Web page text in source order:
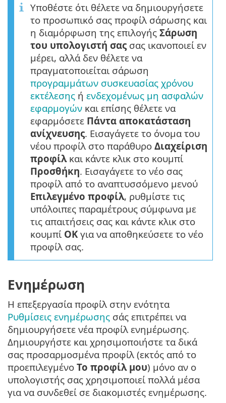
Υποθέστε ότι θέλετε να δημιουργήσετε
το προσωπικό σας προφίλ σάρωσης και
η διαμόρφωση της επιλογής Σάρωση
του υπολογιστή σας σας ικανοποιεί εν
μέρει, αλλά δεν θέλετε να
πραγματοποιείται σάρωση
προγραμμάτων συσκευασίας χρόνου
εκτέλεσης ή ενδεχομένως μη ασφαλών
εφαρμογών και επίσης θέλετε να
εφαρμόσετε Πάντα αποκατάσταση
ανίχνευσης. Εισαγάγετε το όνομα του
νέου προφίλ στο παράθυρο Διαχείριση
προφίλκαι κάντε κλικ στο κουμπί
Προσθήκη. Εισαγάγετε το νέο σας
προφίλ από το αναπτυσσόμενο μενού
Επιλεγμένο προφίλ, ρυθμίστε τις
υπόλοιπες παραμέτρους σύμφωνα με
τις απαιτήσεις σας και κάντε κλικ στο
κουμπί OK για να αποθηκεύσετε το νέο
προφίλ σας.
Ενημέρωση
Η επεξεργασία προφίλ στην ενότητα
Ρυθμίσεις ενημέρωσης σάς επιτρέπει να
δημιουργήσετε νέα προφίλ ενημέρωσης.
Δημιουργήστε και χρησιμοποιήστε τα δικά
σας προσαρμοσμένα προφίλ (εκτός από το
προεπιλεγμένο Το προφίλ μου) μόνο αν ο
υπολογιστής σας χρησιμοποιεί πολλά μέσα
για να συνδεθεί σε διακομιστές ενημέρωσης.